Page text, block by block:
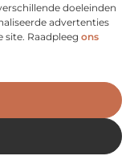
doeleinden
advertenties
site. Raadpleeg ons
is nog niet
doen dit